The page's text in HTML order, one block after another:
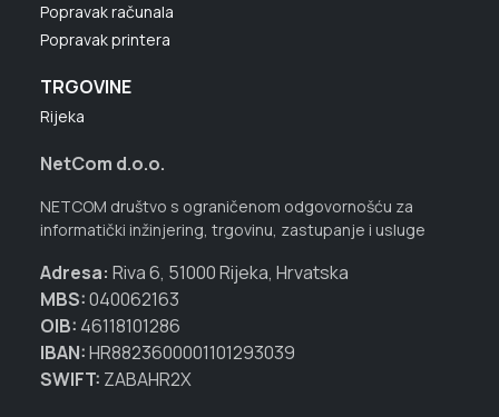
Popravak računala
Popravak printera
TRGOVINE
Rijeka
NetCom d.o.o.
NETCOM društvo s ograničenom odgovornošću za
informatički inžinjering, trgovinu, zastupanje i usluge
Adresa: Riva 6, 51000 Rijeka, Hrvatska
MBS:040062163
OIB: 46118101286
IBAN:HR8823600001101293039
SWIFT: ZABAHR2X